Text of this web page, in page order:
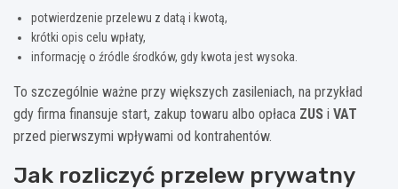
potwierdzenie przelewu z datą i kwotą,
krótki opis celu wpłaty,
informację o źródle środków, gdy kwota jest wysoka.
To szczególnie ważne przy większych zasileniach, na przykład
gdy firma finansuje start, zakup towaru albo opłaca ZUS i VAT
przed pierwszymi wpływami od kontrahentów.
Jak rozliczyć przelew prywatny